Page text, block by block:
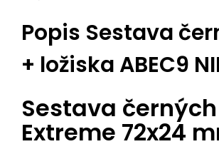
Popis Sestava
+ ložiska ABEC9
Sestava černých
Extreme 72x24